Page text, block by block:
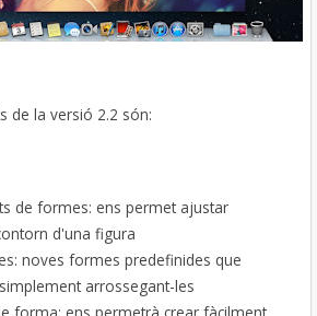
de la versió 2.2 són:
de formes: ens permet ajustar
d'una figura
noves formes predefinides que
arrossegant-les